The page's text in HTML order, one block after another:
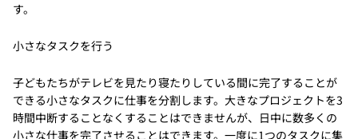
す。
小さなタスクを行う
子どもたちがテレビを見たり寝たりしている間に完了することが
できる小さなタスクに仕事を分割します。大きなプロジェクトを3
時間中断することなくすることはできませんが、日中に数多くの
小さな仕事を完了させることはできます。一度に1つのタスクに集